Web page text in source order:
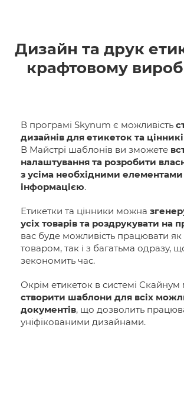
Дизайн та друк
крафтовому
В програмі Skynum є можливість
дизайнів для етикеток та
В Майстрі шаблонів ви зможете
налаштування та розробити
з усіма необхідними елементами
інформацією.
Етикетки та цінники можна
усіх товарів та роздрукувати на
вас буде можливість працювати
товаром, так і з багатьма одразу,
зекономить час.
Окрім етикеток в системі
створити шаблони для всіх
документів, що дозволить
уніфікованими дизайнами.